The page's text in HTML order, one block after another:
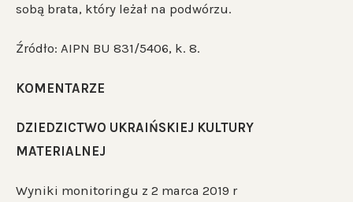
sobą brata, który leżał na podwórzu.
Źródło: AIPN BU 831/5406, k. 8.
KOMENTARZE
DZIEDZICTWO UKRAIŃSKIEJ KULTURY
MATERIALNEJ
Wyniki monitoringu z 2 marca 2019 r